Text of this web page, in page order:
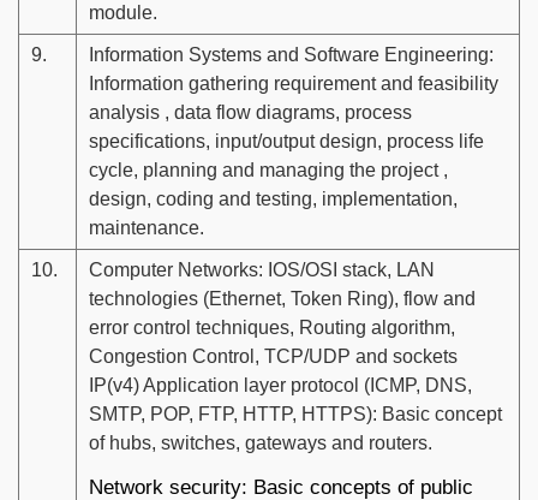
module.
9.
Information Systems and Software Engineering:
Information gathering requirement and feasibility
analysis , data flow diagrams, process
specifications, input/output design, process life
cycle, planning and managing the project ,
design, coding and testing, implementation,
maintenance.
10.
Computer Networks: IOS/OSI stack, LAN
technologies (Ethernet, Token Ring), flow and
error control techniques, Routing algorithm,
Congestion Control, TCP/UDP and sockets
IP(v4) Application layer protocol (ICMP, DNS,
SMTP, POP, FTP, HTTP, HTTPS): Basic concept
of hubs, switches, gateways and routers.
Network security: Basic concepts of public